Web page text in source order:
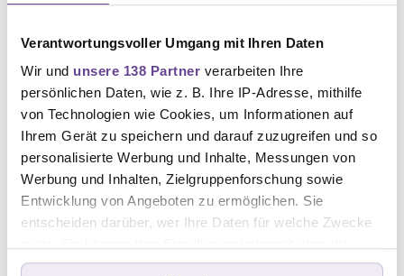
Verantwortungsvoller Umgang mit Ihren Daten
Wir und unsere 138 Partner verarbeiten Ihre
persönlichen Daten, wie z. B. Ihre IP-Adresse, mithilfe
von Technologien wie Cookies, um Informationen auf
Ihrem Gerät zu speichern und darauf zuzugreifen und so
personalisierte Werbung und Inhalte, Messungen von
Werbung und Inhalten, Zielgruppenforschung sowie
Entwicklung von Angeboten zu ermöglichen. Sie
entscheiden darüber, wer Ihre Daten für welche Zwecke
Cookie-Erklärung oder durch Klicken auf das Privacy
Nährstoffen kommen kann.
Nahrungsergänzungsmittel nur
bei nachweislichem Mangel
Auch für einzelne Vitamine, Nahrungsergänzungsmittel
oder „Superfoods“ sprechen Expert:innen keine
Empfehlung aus. So gibt es kein Lebensmittel, kein
Vitamin und auch kein Öl, das speziell bei Hautkrebs
heilsam wäre.